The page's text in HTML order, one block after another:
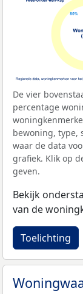
De vier
percentage
bewoning, type,
waar de data
grafiek. Klik op
geven.
Bekijk
van de
Toelichting